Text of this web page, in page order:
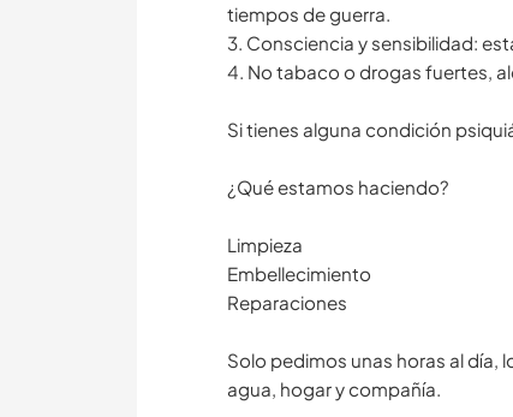
tiempos de guerra.
3. Consciencia y sensibilidad:
4. No tabaco o drogas fuertes,
Si tienes alguna condición
¿Qué estamos haciendo?
Limpieza
Embellecimiento
Reparaciones
Solo pedimos unas horas al día,
agua, hogar y compañía.